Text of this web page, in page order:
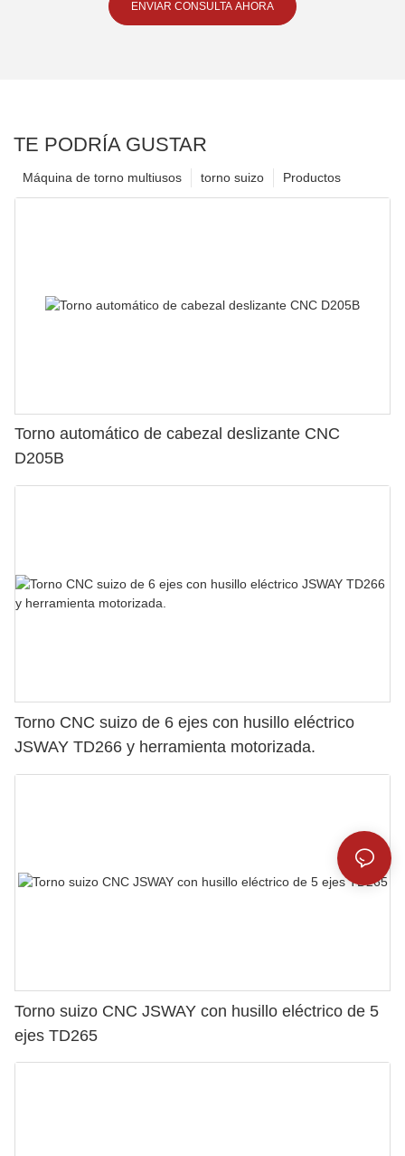
ENVIAR CONSULTA AHORA
TE PODRÍA GUSTAR
Productos
torno suizo
Máquina de torno multiusos
Torno automático de cabezal deslizante CNC
D205B
Torno CNC suizo de 6 ejes con husillo eléctrico
JSWAY TD266 y herramienta motorizada.
Torno suizo CNC JSWAY con husillo eléctrico de 5
ejes TD265